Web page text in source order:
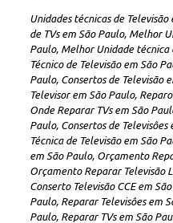
Unidades técnicas de
de TVs em São Paulo, Melhor
Paulo, Melhor Unidade técnica
Técnico de Televisão em São
Paulo, Consertos de Televisão
Televisor em São Paulo,
Onde Reparar TVs em São
Paulo, Consertos de
Técnica de Televisão em São
em São Paulo, Orçamento
Orçamento Reparar Televisão
Conserto Televisão CCE em
Paulo, Reparar Televisôes em
Paulo, Reparar TVs em São